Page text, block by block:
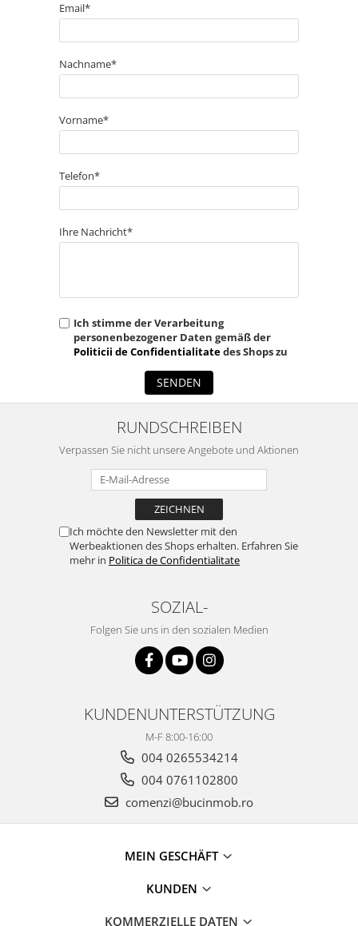
Email*
Nachname*
Vorname*
Telefon*
Ihre Nachricht*
Ich stimme der Verarbeitung
personenbezogener Daten gemäß der
Politicii de Confidentialitatedes Shops zu
SENDEN
RUNDSCHREIBEN
Verpassen Sie nicht unsere Angebote und Aktionen
Ich möchte den Newsletter mit den
Werbeaktionen des Shops erhalten. Erfahren Sie
mehr in Politica de Confidentialitate
SOZIAL-
Folgen Sie uns in den sozialen Medien
KUNDENUNTERSTÜTZUNG
M-F 8:00-16:00
004 0265534214
004 0761102800
comenzi@bucinmob.ro
MEIN GESCHÄFT
KUNDEN
KOMMERZIELLE DATEN